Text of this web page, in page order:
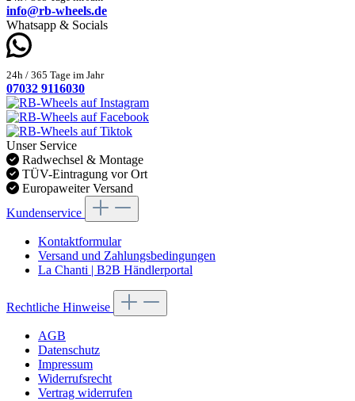
info@rb-wheels.de
Whatsapp & Socials
24h / 365 Tage im Jahr
07032 9116030
Unser Service
Radwechsel & Montage
TÜV-Eintragung vor Ort
Europaweiter Versand
Kundenservice
Kontaktformular
Versand und Zahlungsbedingungen
La Chanti | B2B Händlerportal
Rechtliche Hinweise
AGB
Datenschutz
Impressum
Widerrufsrecht
Vertrag widerrufen